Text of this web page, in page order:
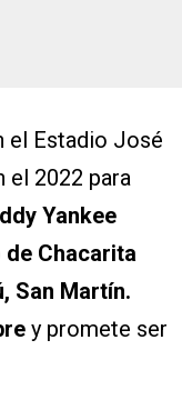
el Estadio José
el 2022 para
Yankee
de Chacarita
San Martín.
y promete ser